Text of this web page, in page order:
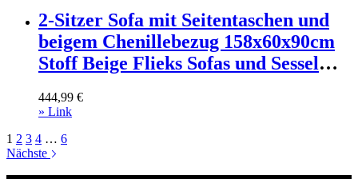
2-Sitzer Sofa mit Seitentaschen und
beigem Chenillebezug 158x60x90cm
Stoff Beige Flieks Sofas und Sessel
444,99 €
» Link
1 2 3 4 … 6
Nächste